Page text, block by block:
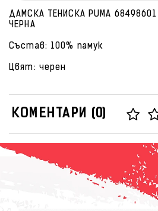
ДАМСКА ТЕНИСКА PUMA 68498601
ЧЕРНА
Състав: 100% памук
Цвят: черен
КОМЕНТАРИ (0)